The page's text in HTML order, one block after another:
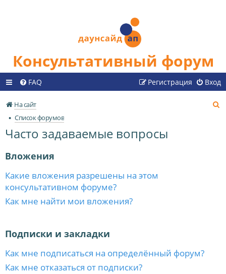
Консультативный форум
FAQ Вход
Регистрация
На сайт
Список форумов
Часто задаваемые вопросы
Вложения
Какие вложения разрешены на этом
консультативном форуме?
Как мне найти мои вложения?
Подписки и закладки
Как мне подписаться на определённый форум?
Как мне отказаться от подписки?